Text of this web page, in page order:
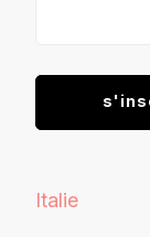
Italie